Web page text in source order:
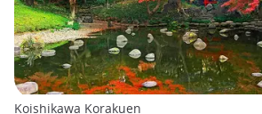
Koishikawa Korakuen